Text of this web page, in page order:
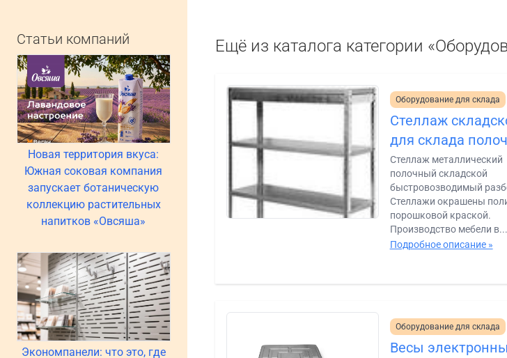
Статьи компаний
Новая территория вкуса:
Южная соковая компания
запускает ботаническую
коллекцию растительных
напитков «Овсяша»
Экономпанели: что это, где
Ещё из каталога категории
Оборудование для склада
Cтеллаж
для склада
Стеллаж металлический
полочный складской
быстровозводимый
Стеллажи окрашены
порошковой краской.
Производство мебели в...
Подробное описание »
Оборудование для склада
Весы